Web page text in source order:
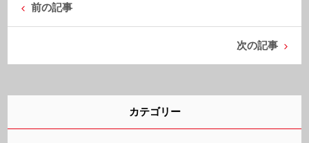
前の記事
次の記事
カテゴリー